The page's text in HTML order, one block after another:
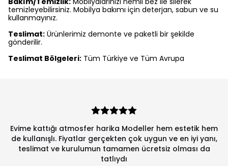
temizleyebilirsiniz. Mobilya bakımı için deterjan, sabun ve su
kullanmayınız.
Teslimat: Ürünlerimiz demonte ve paketli bir şekilde
gönderilir.
Teslimat Bölgeleri: Tüm Türkiye ve Tüm Avrupa
Evime kattığı atmosfer harika Modeller hem estetik hem
de kullanışlı. Fiyatlar gerçekten çok uygun ve en iyi yanı,
teslimat ve kurulumun tamamen ücretsiz olması da
tatlıydı